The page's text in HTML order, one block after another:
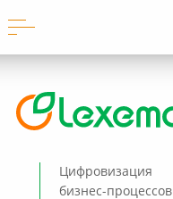
Цифровизация
бизнес-процессов